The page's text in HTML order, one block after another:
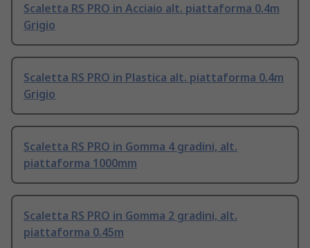
Scaletta RS PRO in Acciaio alt. piattaforma 0.4m
Grigio
Scaletta RS PRO in Plastica alt. piattaforma 0.4m
Grigio
Scaletta RS PRO in Gomma 4 gradini, alt.
piattaforma 1000mm
Scaletta RS PRO in Gomma 2 gradini, alt.
piattaforma 0.45m